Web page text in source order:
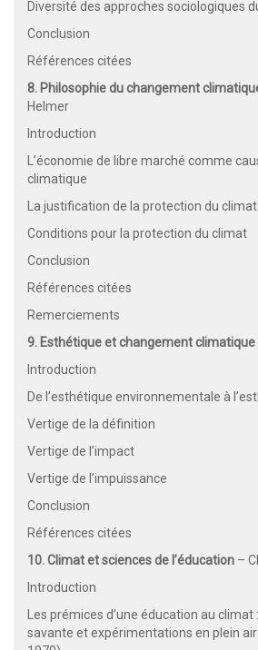
Diversité des approches sociologiques
Conclusion
Références citées
8. Philosophie du changement
Helmer
Introduction
L’économie de libre marché comme
climatique
La justification de la protection du climat
Conditions pour la protection du climat
Conclusion
Références citées
Remerciements
9. Esthétique et changement climatique
Introduction
De l’esthétique environnementale à
Vertige de la définition
Vertige de l’impact
Vertige de l’impuissance
Conclusion
Références citées
10. Climat et sciences de l’éducation –
Introduction
Les prémices d’une éducation au
savante et expérimentations en plein